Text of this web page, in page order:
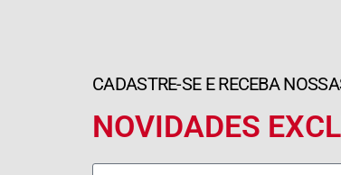
CADASTRE-SE E RECEBA
NOVIDADES